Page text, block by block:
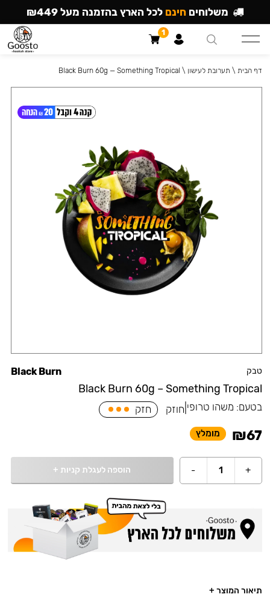
טבק
Black Burn 60g – Something Tropical
Black Burn
בטעם: משהו טרופי חוזק חזק
₪67 מומלץ
+
1
- הוספה לעגלת קניות +
דף הבית \ תערובת לעישון \
Black Burn 60g — Something Tropical
תיאור המוצר +
משלוחים חינם לכל הארץ בהזמנה מעל ₪449
1